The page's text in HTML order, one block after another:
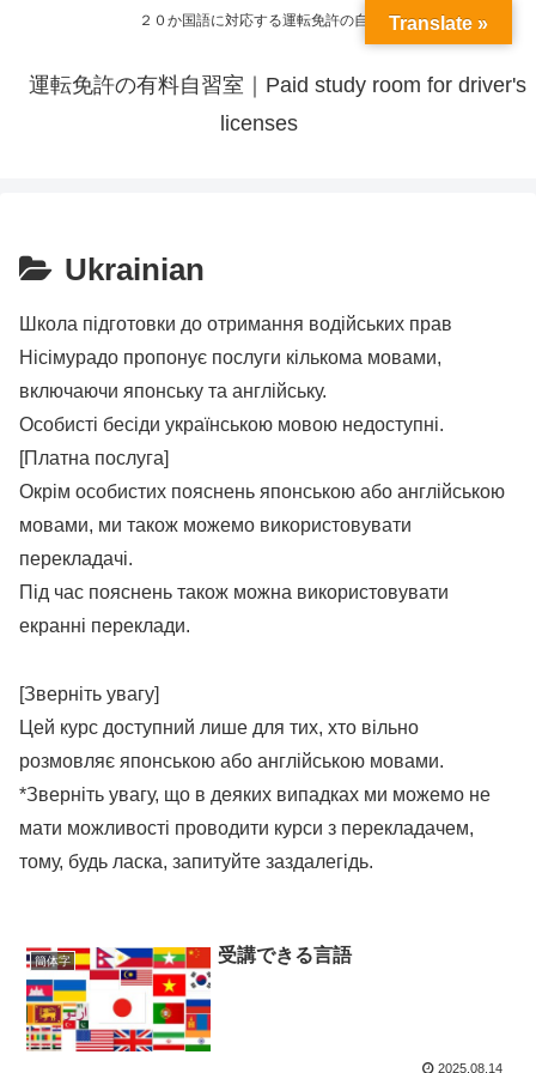
２０か国語に対応する運転免許の自習室
運転免許の有料自習室｜Paid study room for driver's
licenses
Ukrainian
Школа підготовки до отримання водійських прав
Нісімурадо пропонує послуги кількома мовами,
включаючи японську та англійську.
Особисті бесіди українською мовою недоступні.
[Платна послуга]
Окрім особистих пояснень японською або англійською
мовами, ми також можемо використовувати
перекладачі.
Під час пояснень також можна використовувати
екранні переклади.
[Зверніть увагу]
Цей курс доступний лише для тих, хто вільно
розмовляє японською або англійською мовами.
*Зверніть увагу, що в деяких випадках ми можемо не
мати можливості проводити курси з перекладачем,
тому, будь ласка, запитуйте заздалегідь.
簡体字 受講できる言語
2025.08.14
Translate »